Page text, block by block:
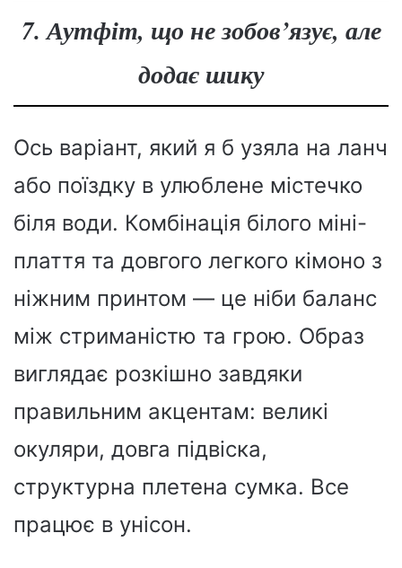
7. Аутфіт, що не зобов’язує, але
додає шику
Ось варіант, який я б узяла на ланч
або поїздку в улюблене містечко
біля води. Комбінація білого міні-
плаття та довгого легкого кімоно з
ніжним принтом — це ніби баланс
між стриманістю та грою. Образ
виглядає розкішно завдяки
правильним акцентам: великі
окуляри, довга підвіска,
структурна плетена сумка. Все
працює в унісон.